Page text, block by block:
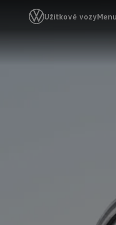
Užitkové vozyMenu